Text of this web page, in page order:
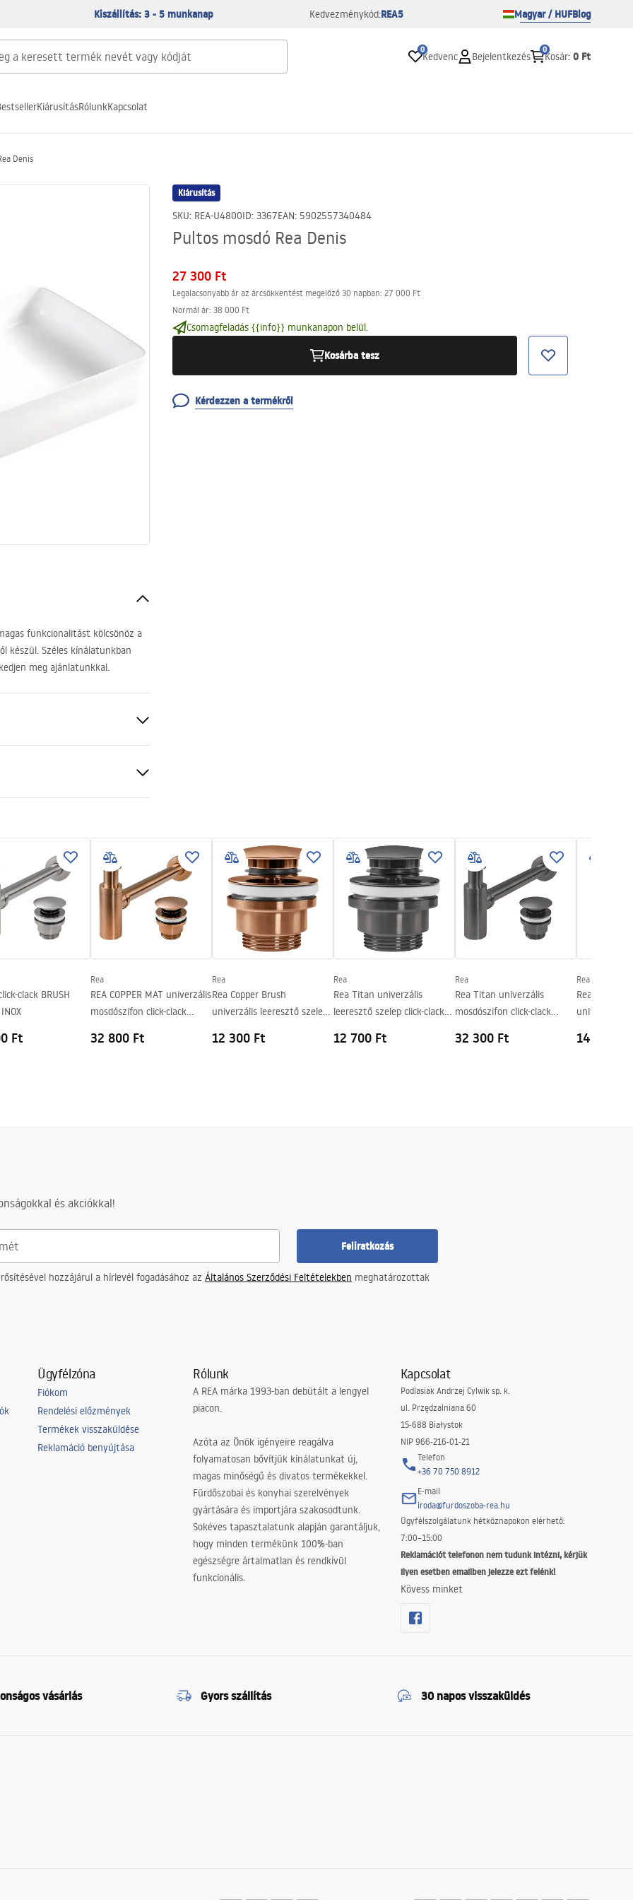
Kiszállítás: 3 - 5 munkanap Kedvezménykód:REA5 Magyar / HUFBlog
0
Kedvenc Bejelentkezés
0
Kosár: 0 Ft
KiárusításRólunkKapcsolat
Denis
Kiárusítás
SKU: REA-U4800ID: 3367EAN: 5902557340484
Pultos mosdó Rea Denis
27 300 Ft
Legalacsonyabb ár az árcsökkentést megelőző 30 napban: 27 000 Ft
Normál ár: 38 000 Ft
Csomagfeladás {{info}} munkanapon belül.
Kosárba tesz
Kérdezzen a termékről
funkcionalitást kölcsönöz a
készül. Széles kínálatunkban
meg ajánlatunkkal.
_5.pdf
clack BRUSH
Ft
Rea
REA COPPER MAT univerzális
mosdószifon click-clack
32 800 Ft
Rea
Rea Copper Brush
univerzális leeresztő szelep
12 300 Ft
Rea
Rea Titan univerzális
leeresztő szelep click-clack
12 700 Ft
Rea
Rea Titan univerzális
mosdószifon click-clack
32 300 Ft
Rea
Rea Brush
univerzális
14 200 Ft
és akciókkal!
Feliratkozás
hozzájárul a hírlevél fogadásához az Általános Szerződési Feltételekben meghatározottak
Ügyfélzóna
Fiókom
Rendelési előzmények
Termékek visszaküldése
Reklamáció benyújtása
Rólunk
A REA márka 1993-ban debütált a lengyel
piacon.
Azóta az Önök igényeire reagálva
folyamatosan bővítjük kínálatunkat új,
magas minőségű és divatos termékekkel.
Fürdőszobai és konyhai szerelvények
gyártására és importjára szakosodtunk.
Sokéves tapasztalatunk alapján garantáljuk,
hogy minden termékünk 100%-ban
egészségre ártalmatlan és rendkívül
funkcionális.
Kapcsolat
Podlasiak Andrzej Cylwik sp. k.
ul. Przędzalniana 60
15-688 Białystok
NIP 966-216-01-21
Telefon
+36 70 750 8912
E-mail
iroda@furdoszoba-rea.hu
Ügyfélszolgálatunk hétköznapokon elérhető:
7:00–15:00
Reklamációt telefonon nem tudunk intézni, kérjük
ilyen esetben emailben jelezze ezt felénk!
Kövess minket
vásárlás Gyors szállítás 30 napos visszaküldés